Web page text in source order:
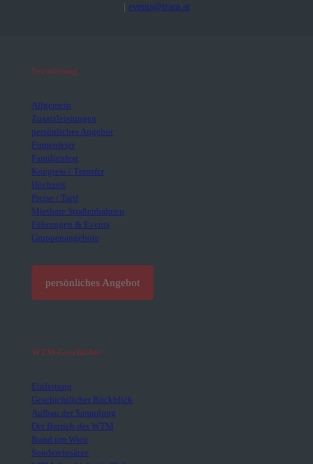
| events@tram.at
Vermietung
Allgemein
Zusatzleistungen
persönliches Angebot
Firmenfeier
Familienfest
Kongress / Transfer
Hochzeit
Preise / Tarif
Mietbare Straßenbahnen
Führungen & Events
Gruppenangebote
persönliches Angebot
WTM-Geschichte
Einleitung
Geschichtlicher Rückblick
Aufbau der Sammlung
Der Betrieb des WTM
Rund um Wien
Sondereinsätze